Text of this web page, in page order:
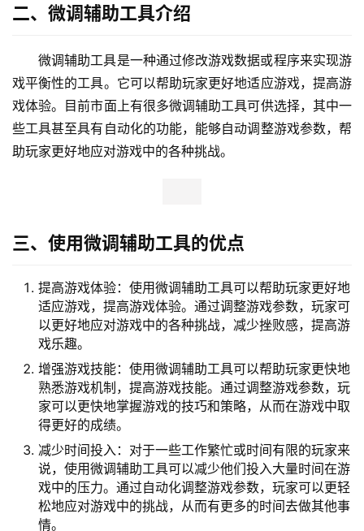
二、微调辅助工具介绍
微调辅助工具是一种通过修改游戏数据或程序来实现游
戏平衡性的工具。它可以帮助玩家更好地适应游戏，提高游
戏体验。目前市面上有很多微调辅助工具可供选择，其中一
些工具甚至具有自动化的功能，能够自动调整游戏参数，帮
助玩家更好地应对游戏中的各种挑战。
三、使用微调辅助工具的优点
提高游戏体验：使用微调辅助工具可以帮助玩家更好地
适应游戏，提高游戏体验。通过调整游戏参数，玩家可
以更好地应对游戏中的各种挑战，减少挫败感，提高游
戏乐趣。
增强游戏技能：使用微调辅助工具可以帮助玩家更快地
熟悉游戏机制，提高游戏技能。通过调整游戏参数，玩
家可以更快地掌握游戏的技巧和策略，从而在游戏中取
得更好的成绩。
减少时间投入：对于一些工作繁忙或时间有限的玩家来
说，使用微调辅助工具可以减少他们投入大量时间在游
戏中的压力。通过自动化调整游戏参数，玩家可以更轻
松地应对游戏中的挑战，从而有更多的时间去做其他事
情。